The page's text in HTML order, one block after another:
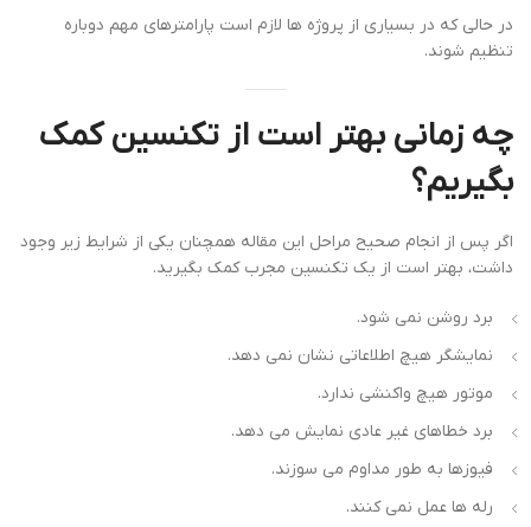
در حالی که در بسیاری از پروژه ها لازم است پارامترهای مهم دوباره
تنظیم شوند.
چه زمانی بهتر است از تکنسین کمک
بگیریم؟
اگر پس از انجام صحیح مراحل این مقاله همچنان یکی از شرایط زیر وجود
داشت، بهتر است از یک تکنسین مجرب کمک بگیرید.
برد روشن نمی شود.
نمایشگر هیچ اطلاعاتی نشان نمی دهد.
موتور هیچ واکنشی ندارد.
برد خطاهای غیر عادی نمایش می دهد.
فیوزها به طور مداوم می سوزند.
رله ها عمل نمی کنند.